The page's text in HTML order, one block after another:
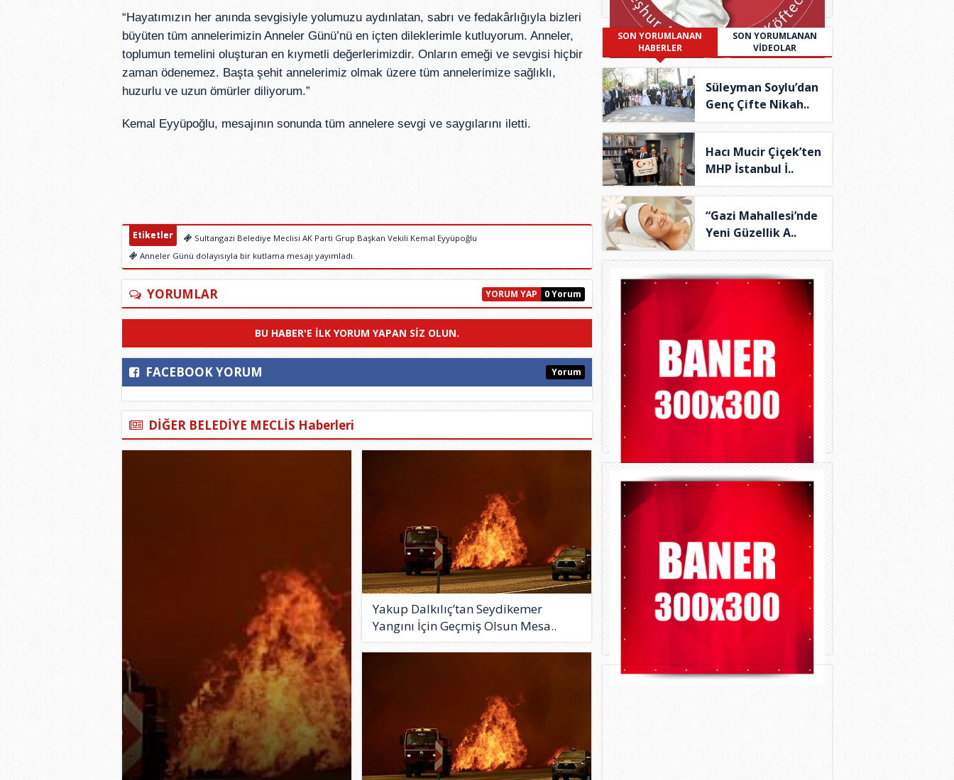
“Hayatımızın her anında sevgisiyle yolumuzu aydınlatan, sabrı ve fedakârlığıyla bizleri
büyüten tüm annelerimizin Anneler Günü’nü en içten dileklerimle kutluyorum. Anneler,
toplumun temelini oluşturan en kıymetli değerlerimizdir. Onların emeği ve sevgisi hiçbir
zaman ödenemez. Başta şehit annelerimiz olmak üzere tüm annelerimize sağlıklı,
huzurlu ve uzun ömürler diliyorum.”
Kemal Eyyüpoğlu, mesajının sonunda tüm annelere sevgi ve saygılarını iletti.
Etiketler
Sultangazi Belediye Meclisi AK Parti Grup Başkan Vekili Kemal Eyyüpoğlu
Anneler Günü dolayısıyla bir kutlama mesajı yayımladı.
YORUMLAR 0 Yorum
YORUM YAP
BU HABER'E ILK YORUM YAPAN SIZ OLUN.
FACEBOOK YORUM Yorum
DİĞER BELEDİYE MECLİS Haberleri
Yakup Dalkılıç’tan Seydikemer
Yangını İçin Geçmiş Olsun Mesa..
SON YORUMLANAN
HABERLER
SON YORUMLANAN
VİDEOLAR
Süleyman Soylu’dan
Genç Çifte Nikah..
Hacı Mucir Çiçek’ten
MHP İstanbul İ..
“Gazi Mahallesi’nde
Yeni Güzellik A..